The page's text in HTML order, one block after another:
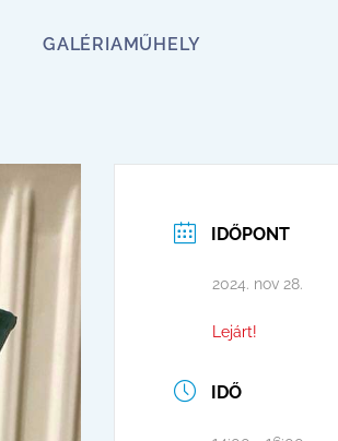
GALÉRIAMŰHELY
IDŐPONT
2024. nov 28.
Lejárt!
IDŐ